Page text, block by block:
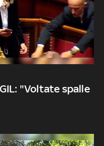
"Voltate spalle